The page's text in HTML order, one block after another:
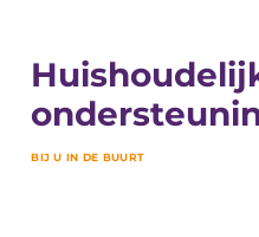
BIJ U IN DE BUURT